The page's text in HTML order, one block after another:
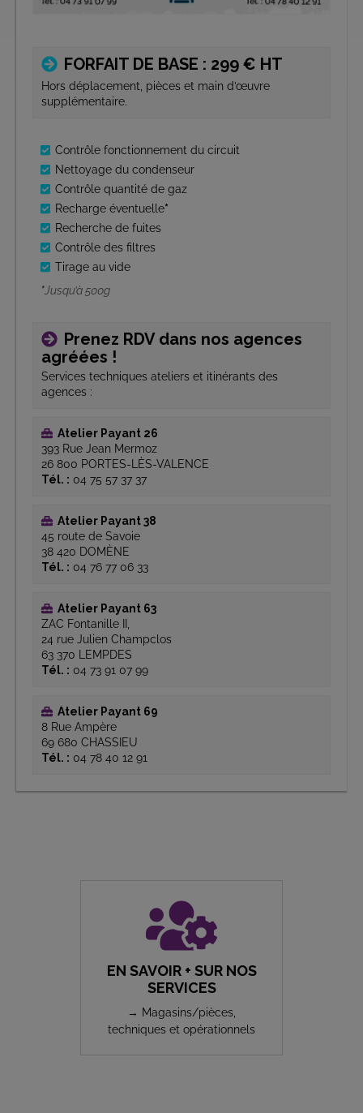
FORFAIT DE BASE : 299 € HT
Hors déplacement, pièces et main d’œuvre
supplémentaire.
Contrôle fonctionnement du circuit
Nettoyage du condenseur
Contrôle quantité de gaz
Recharge éventuelle*
Recherche de fuites
Contrôle des filtres
Tirage au vide
*Jusqu’à 500g
Prenez RDV dans nos agences
agréées !
Services techniques ateliers et itinérants des
agences :
Atelier Payant 26
393 Rue Jean Mermoz
26 800 PORTES-LÈS-VALENCE
Tél. : 04 75 57 37 37
Atelier Payant 38
45 route de Savoie
38 420 DOMÈNE
Tél. : 04 76 77 06 33
Atelier Payant 63
ZAC Fontanille II,
24 rue Julien Champclos
63 370 LEMPDES
Tél. : 04 73 91 07 99
Atelier Payant 69
8 Rue Ampère
69 680 CHASSIEU
Tél. : 04 78 40 12 91
EN SAVOIR + SUR NOS
SERVICES
→ Magasins/pièces,
techniques et opérationnels